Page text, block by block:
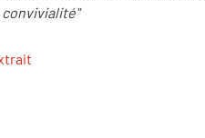
convivialité"